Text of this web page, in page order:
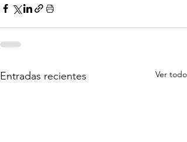
Entradas recientes Ver todo